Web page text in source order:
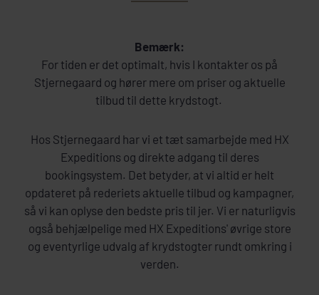
Bemærk:
For tiden er det optimalt, hvis I kontakter os på
Stjernegaard og hører mere om priser og aktuelle
tilbud til dette krydstogt.
Hos Stjernegaard har vi et tæt samarbejde med HX
Expeditions og direkte adgang til deres
bookingsystem. Det betyder, at vi altid er helt
opdateret på rederiets aktuelle tilbud og kampagner,
så vi kan oplyse den bedste pris til jer. Vi er naturligvis
også behjælpelige med HX Expeditions' øvrige store
og eventyrlige udvalg af krydstogter rundt omkring i
verden.